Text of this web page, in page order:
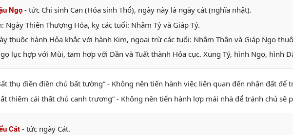
Ngọ - tức Chi sinh Can (Hỏa sinh Thổ), ngày này là ngày cát (nghĩa nhật).
Ngày Thiên Thượng Hỏa, kỵ các tuổi: Nhâm Tý và Giáp Tý.
thuộc hành Hỏa khắc với hành Kim, ngoại trừ các tuổi: Nhâm Thân và Giáp Ngọ
lục hợp với Mùi, tam hợp với Dần và Tuất thành Hỏa cục. Xung Tý, hình Ngọ, hình
thụ điền điền chủ bất tường” - Không nên tiến hành việc liên quan đến nhận đất để
thiêm cái thất chủ canh trương” - Không nên tiến hành lợp mái nhà để tránh chủ sẽ
Cát - tức ngày Cát.